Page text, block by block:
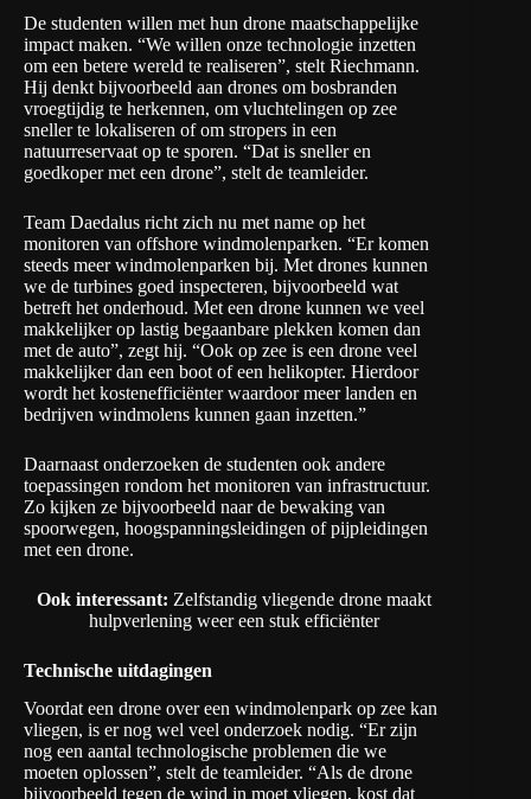
De studenten willen met hun drone maatschappelijke
impact maken. “We willen onze technologie inzetten
om een betere wereld te realiseren”, stelt Riechmann.
Hij denkt bijvoorbeeld aan drones om bosbranden
vroegtijdig te herkennen, om vluchtelingen op zee
sneller te lokaliseren of om stropers in een
natuurreservaat op te sporen. “Dat is sneller en
goedkoper met een drone”, stelt de teamleider.
Team Daedalus richt zich nu met name op het
monitoren van offshore windmolenparken. “Er komen
steeds meer windmolenparken bij. Met drones kunnen
we de turbines goed inspecteren, bijvoorbeeld wat
betreft het onderhoud. Met een drone kunnen we veel
makkelijker op lastig begaanbare plekken komen dan
met de auto”, zegt hij. “Ook op zee is een drone veel
makkelijker dan een boot of een helikopter. Hierdoor
wordt het kostenefficiënter waardoor meer landen en
bedrijven windmolens kunnen gaan inzetten.”
Daarnaast onderzoeken de studenten ook andere
toepassingen rondom het monitoren van infrastructuur.
Zo kijken ze bijvoorbeeld naar de bewaking van
spoorwegen, hoogspanningsleidingen of pijpleidingen
met een drone.
Ook interessant: Zelfstandig vliegende drone maakt
hulpverlening weer een stuk efficiënter
Technische uitdagingen
Voordat een drone over een windmolenpark op zee kan
vliegen, is er nog wel veel onderzoek nodig. “Er zijn
nog een aantal technologische problemen die we
moeten oplossen”, stelt de teamleider. “Als de drone
bijvoorbeeld tegen de wind in moet vliegen, kost dat